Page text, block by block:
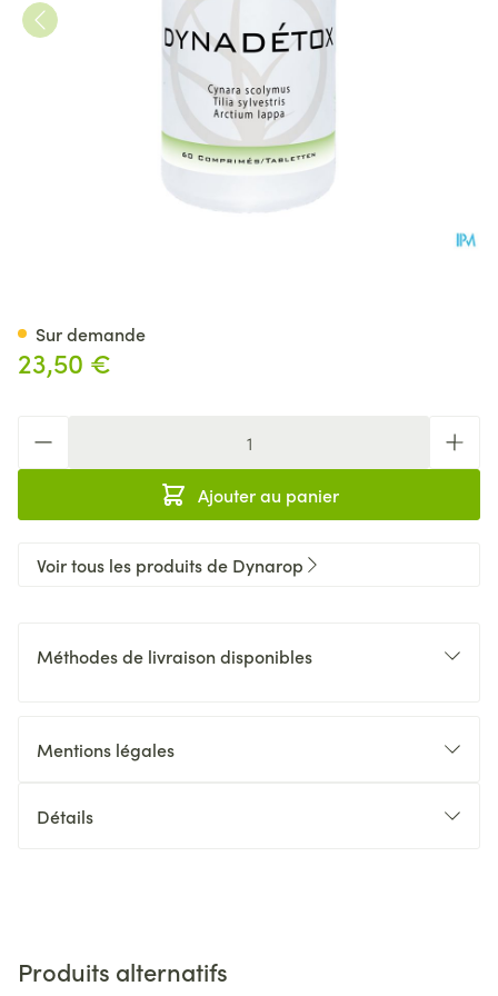
23,50 €
Ajouter au panier
Sur demande
Voir tous les produits de Dynarop
Méthodes de livraison disponibles
Mentions légales
Détails
Produits alternatifs